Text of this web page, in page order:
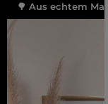
🌳 Aus echtem